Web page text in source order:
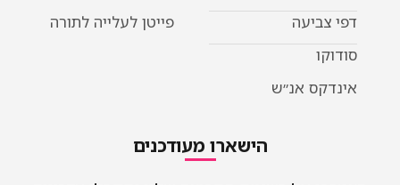
אנ״ש
פייטן לעלייה לתורה
הישארו מעודכנים